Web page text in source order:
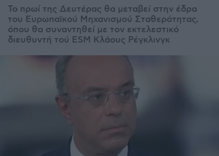
Το πρωί της Δευτέρας θα μεταβεί στην έδρα
του Ευρωπαϊκού Μηχανισμού Σταθερότητας,
όπου θα συναντηθεί με τον εκτελεστικό
διευθυντή τού ESM Κλάους Ρέγκλινγκ